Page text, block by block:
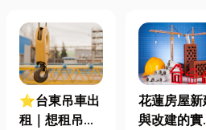
⭐台東吊車出
租｜想租吊車
花蓮房屋新
與改建的實